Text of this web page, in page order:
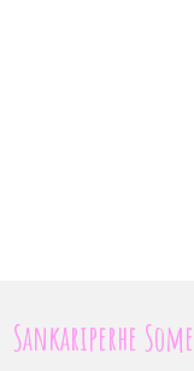
Sankariperhe